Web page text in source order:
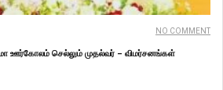
NO COMMENT
ஊர்கோலம் செல்லும் முதல்வர் – விமர்சனங்கள்